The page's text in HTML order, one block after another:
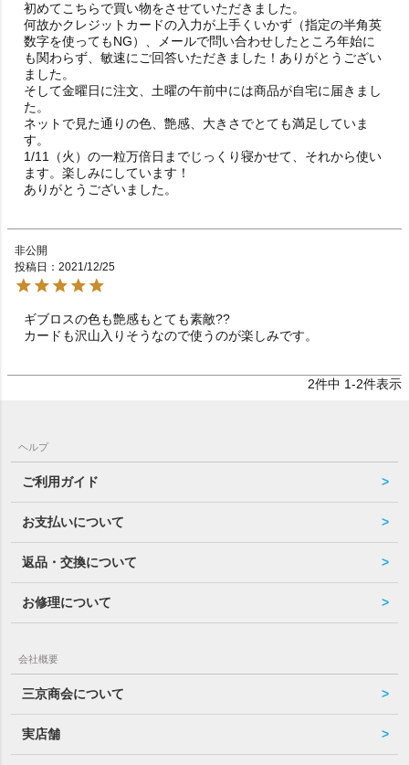
初めてこちらで買い物をさせていただきました。
何故かクレジットカードの入力が上手くいかず（指定の半角英
数字を使ってもNG）、メールで問い合わせしたところ年始に
も関わらず、敏速にご回答いただきました！ありがとうござい
ました。
そして金曜日に注文、土曜の午前中には商品が自宅に届きまし
た。
ネットで見た通りの色、艶感、大きさでとても満足していま
す。
1/11（火）の一粒万倍日までじっくり寝かせて、それから使い
ます。楽しみにしています！
非公開
投稿日
2021/12/25
ギブロスの色も艶感もとても素敵??
カードも沢山入りそうなので使うのが楽しみです。
2件中 1-2件表示
ヘルプ
ご利用ガイド
お支払いについて
返品・交換について
お修理について
会社概要
三京商会について
実店舗